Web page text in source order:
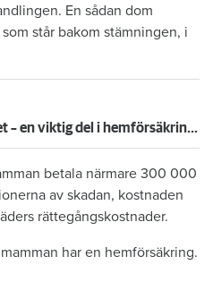
En sådan dom
står bakom stämningen, i
Ansvarsskyddet – en viktig del i hemförsäkringen
betala närmare 300 000
av skadan, kostnaden
rättegångskostnader.
har en hemförsäkring.